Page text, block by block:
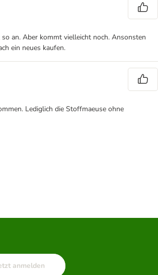
an. Aber kommt vielleicht noch. Ansonsten
ein neues kaufen.
Lediglich die Stoffmaeuse ohne
anmelden